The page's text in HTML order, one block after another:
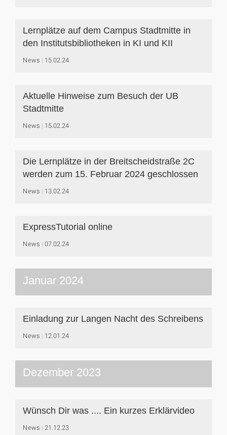
Lernplätze auf dem Campus Stadtmitte in
den Institutsbibliotheken in KI und KII
News 15.02.24
Aktuelle Hinweise zum Besuch der UB
Stadtmitte
News 15.02.24
Die Lernplätze in der Breitscheidstraße 2C
werden zum 15. Februar 2024 geschlossen
News 13.02.24
ExpressTutorial online
News 07.02.24
Januar 2024
Einladung zur Langen Nacht des Schreibens
News 12.01.24
Dezember 2023
Wünsch Dir was .... Ein kurzes Erklärvideo
News 21.12.23